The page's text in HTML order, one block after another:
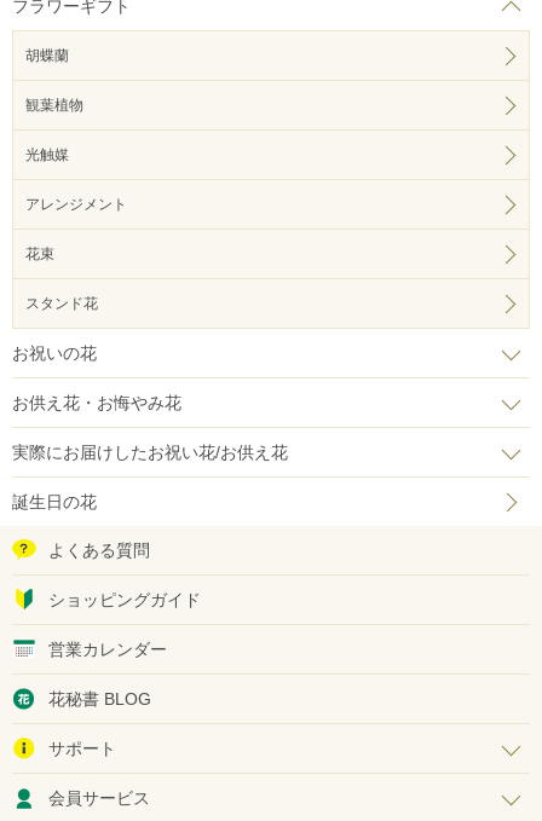
フラワーギフト
胡蝶蘭
観葉植物
光触媒
アレンジメント
花束
スタンド花
お祝いの花
お供え花・お悔やみ花
実際にお届けしたお祝い花/お供え花
誕生日の花
よくある質問
ショッピングガイド
営業カレンダー
花秘書 BLOG
サポート
会員サービス